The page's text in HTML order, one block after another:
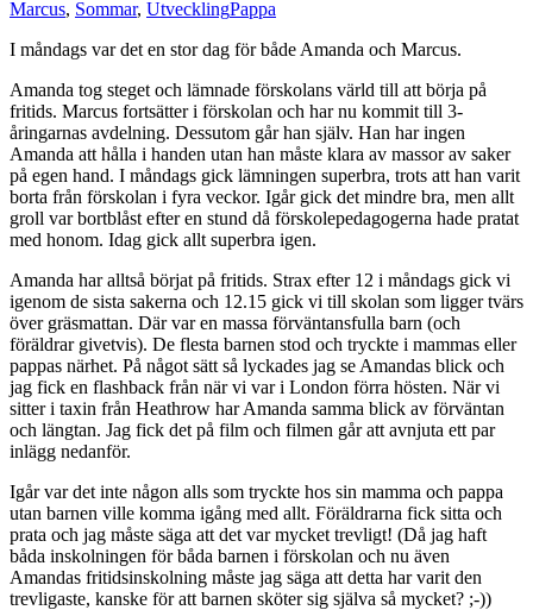
Marcus, Sommar, UtvecklingPappa
I måndags var det en stor dag för både Amanda och Marcus.
Amanda tog steget och lämnade förskolans värld till att börja på
fritids. Marcus fortsätter i förskolan och har nu kommit till 3-
åringarnas avdelning. Dessutom går han själv. Han har ingen
Amanda att hålla i handen utan han måste klara av massor av saker
på egen hand. I måndags gick lämningen superbra, trots att han varit
borta från förskolan i fyra veckor. Igår gick det mindre bra, men allt
groll var bortblåst efter en stund då förskolepedagogerna hade pratat
med honom. Idag gick allt superbra igen.
Amanda har alltså börjat på fritids. Strax efter 12 i måndags gick vi
igenom de sista sakerna och 12.15 gick vi till skolan som ligger tvärs
över gräsmattan. Där var en massa förväntansfulla barn (och
föräldrar givetvis). De flesta barnen stod och tryckte i mammas eller
pappas närhet. På något sätt så lyckades jag se Amandas blick och
jag fick en flashback från när vi var i London förra hösten. När vi
sitter i taxin från Heathrow har Amanda samma blick av förväntan
och längtan. Jag fick det på film och filmen går att avnjuta ett par
inlägg nedanför.
Igår var det inte någon alls som tryckte hos sin mamma och pappa
utan barnen ville komma igång med allt. Föräldrarna fick sitta och
prata och jag måste säga att det var mycket trevligt! (Då jag haft
båda inskolningen för båda barnen i förskolan och nu även
Amandas fritidsinskolning måste jag säga att detta har varit den
trevligaste, kanske för att barnen sköter sig själva så mycket? ;-))